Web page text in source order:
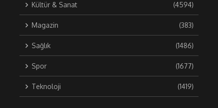
Kültür & Sanat (4594)
Magazin (383)
Sağlık (1486)
Spor (1677)
Teknoloji (1419)